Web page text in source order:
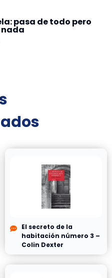
pasa de todo pero
nada
El secreto de la
habitación número 3 –
Colin Dexter